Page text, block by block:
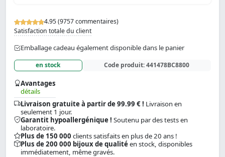
4.95 (9757 commentaires)
Satisfaction totale du client
Emballage cadeau également disponible dans le panier
en stock Code produit:441478BC8800
Avantages
détails
Livraison gratuite à partir de 99.99 € ! Livraison en
seulement 1 jour.
Garantit hypoallergénique ! Soutenu par des tests en
laboratoire.
Plus de 150 000 clients satisfaits en plus de 20 ans !
Plus de 200 000 bijoux de qualitéen stock, disponibles
immédiatement, même gravés.